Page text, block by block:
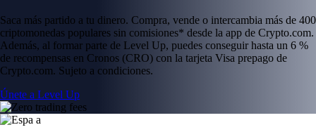
Saca más partido a tu dinero. Compra, vende o intercambia más de 400
criptomonedas populares sin comisiones* desde la app de Crypto.com.
Además, al formar parte de Level Up, puedes conseguir hasta un 6 %
de recompensas en Cronos (CRO) con la tarjeta Visa prepago de
Crypto.com. Sujeto a condiciones.
Únete a Level Up